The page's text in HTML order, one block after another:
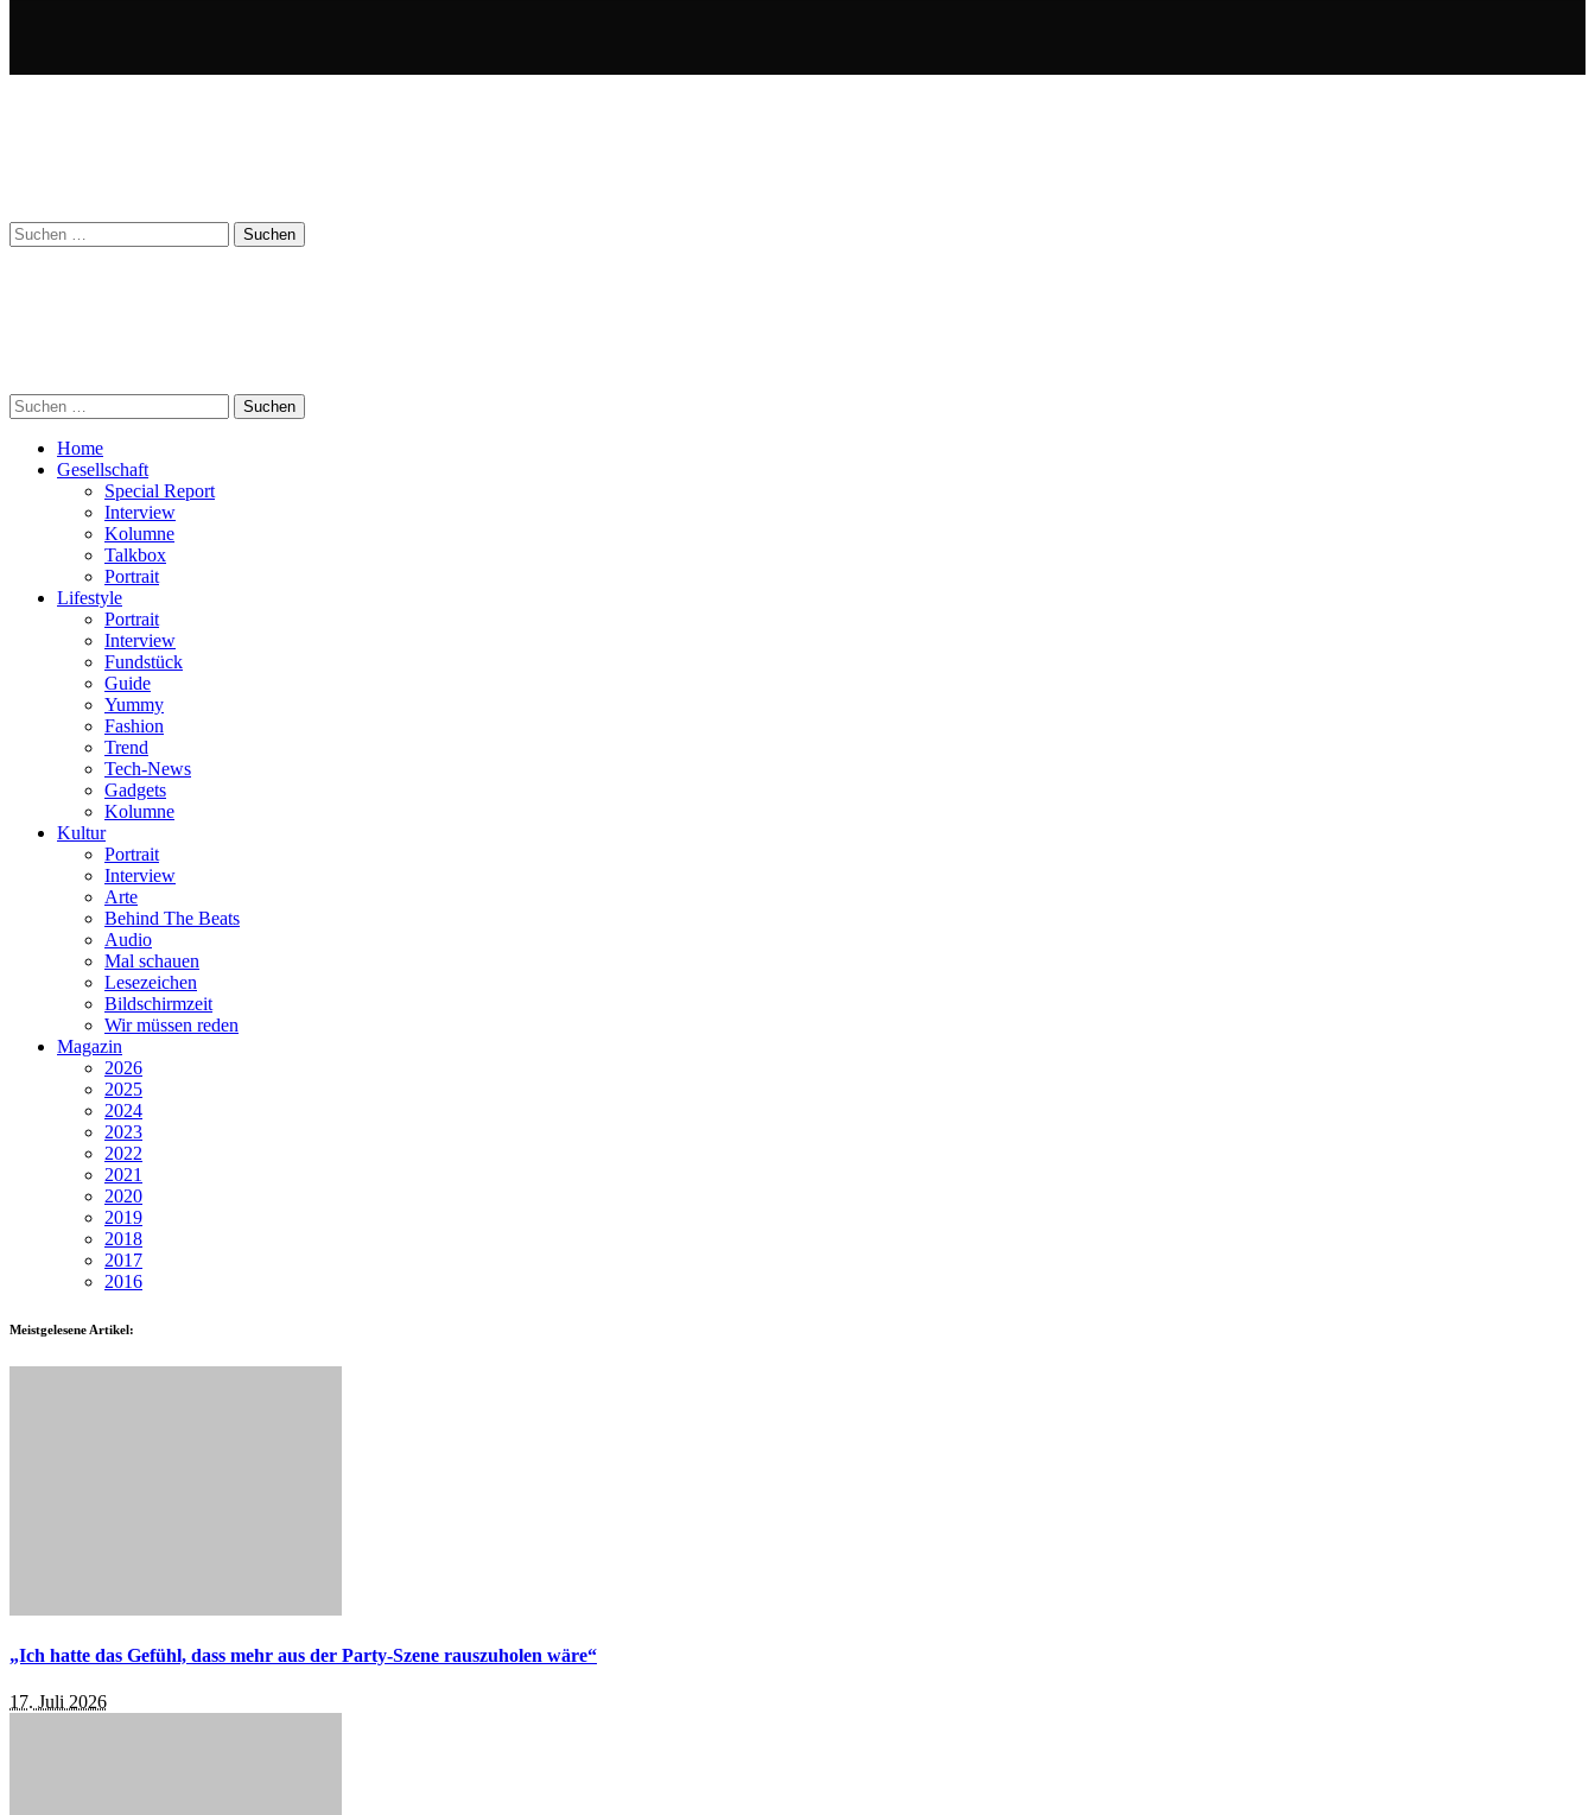
Suchen
nach:
Suchen
nach:
Home
Gesellschaft
Special Report
Interview
Kolumne
Talkbox
Portrait
Lifestyle
Portrait
Interview
Fundstück
Guide
Yummy
Fashion
Trend
Tech-News
Gadgets
Kolumne
Kultur
Portrait
Interview
Arte
Behind The Beats
Audio
Mal schauen
Lesezeichen
Bildschirmzeit
Wir müssen reden
Magazin
2026
2025
2024
2023
2022
2021
2020
2019
2018
2017
2016
Meistgelesene Artikel:
„Ich hatte das Gefühl, dass mehr aus der Party-Szene rauszuholen wäre“
17. Juli 2026